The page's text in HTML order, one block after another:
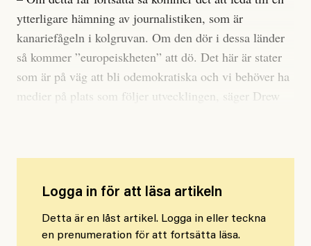
ytterligare hämning av journalistiken, som är
kanariefågeln i kolgruvan. Om den dör i dessa länder
så kommer ”europeiskheten” att dö. Det här är stater
som är på väg att bli odemokratiska och vi behöver ha
medier på plats som följer utvecklingen, säger Drew
Logga in för att läsa artikeln
Detta är en låst artikel. Logga in eller teckna
en prenumeration för att fortsätta läsa.